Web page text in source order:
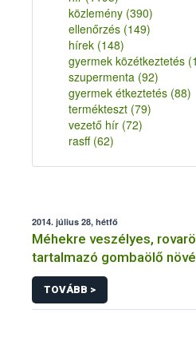
közlemény (390)
ellenőrzés (149)
hírek (148)
gyermek közétkeztetés
szupermenta (92)
gyermek étkeztetés (88)
termékteszt (79)
vezető hír (72)
rasff (62)
2014. július 28, hétfő
Méhekre veszélyes,
tartalmazó gombaölő
forgalomból a NÉBIH
TOVÁBB >